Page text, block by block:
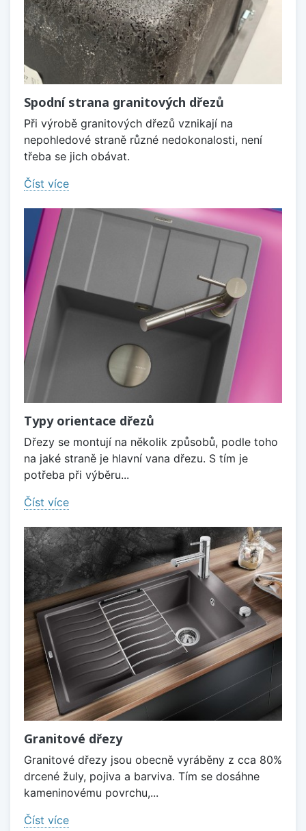
Spodní strana granitových dřezů
Při výrobě granitových dřezů vznikají na
nepohledové straně různé nedokonalosti, není
třeba se jich obávat.
Číst více
Typy orientace dřezů
Dřezy se montují na několik způsobů, podle toho
na jaké straně je hlavní vana dřezu. S tím je
potřeba při výběru...
Číst více
Granitové dřezy
Granitové dřezy jsou obecně vyráběny z cca 80%
drcené žuly, pojiva a barviva. Tím se dosáhne
kameninovému povrchu,...
Číst více